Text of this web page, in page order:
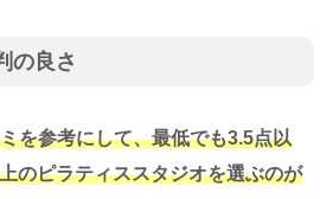
の良さ
を参考にして、最低でも3.5点以
のピラティススタジオを選ぶのが